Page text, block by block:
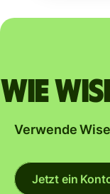
Wie
Verwende
Jetzt ein